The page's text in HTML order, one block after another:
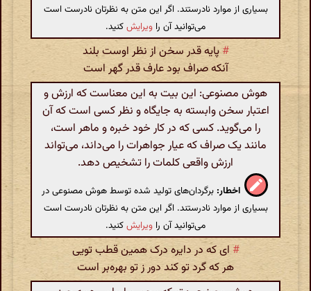
بسیاری از موارد نادرستند. اگر این متن به نظرتان نادرست است
می‌توانید آن را ویرایشکنید.
#پایه قدر سخن از نظر اوست بلند
آنکه صراف بود عارف قدر گهر است
هوش مصنوعی: این بیت به این معناست که ارزش و
اعتبار سخن وابسته به جایگاه و نظر کسی است که آن
را می‌گوید. کسی که در کار خود خبره و ماهر است،
مانند یک صراف که عیار جواهرات را می‌داند، می‌تواند
ارزش واقعی کلمات را تشخیص دهد.
اخطار: برگردان‌های تولید شده توسط هوش مصنوعی در
بسیاری از موارد نادرستند. اگر این متن به نظرتان نادرست است
می‌توانید آن را ویرایشکنید.
# ای که در دایره درک همین قطب تویی
هر که گرد تو کند دور ز تو بهره‌بر است